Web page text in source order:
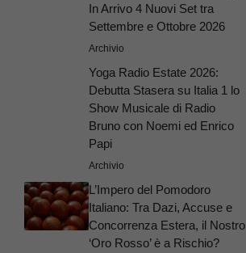
In Arrivo 4 Nuovi Set tra
Settembre e Ottobre 2026
Archivio
Yoga Radio Estate 2026:
Debutta Stasera su Italia 1 lo
Show Musicale di Radio
Bruno con Noemi ed Enrico
Papi
Archivio
L’Impero del Pomodoro
Italiano: Tra Dazi, Accuse e
Concorrenza Estera, il Nostro
‘Oro Rosso’ è a Rischio?